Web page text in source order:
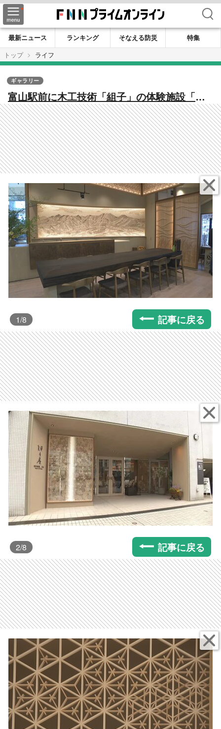
検索
最新ニュース ランキング そなえる防災
特集
トップ
ライフ
富山駅前に木工技術「組子」の体験施設「組
子座」が完成、15日グランドオープン 2000
円から体験できるワークショップも
ギャラリー
1/8 記事に戻る
2/8 記事に戻る